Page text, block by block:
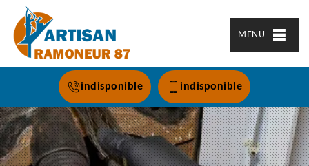
MENU
indisponible indisponible